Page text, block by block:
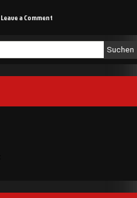
Leave a Comment
never